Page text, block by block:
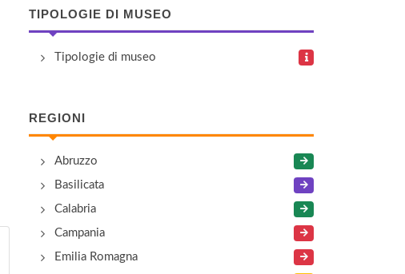
TIPOLOGIE DI MUSEO
Tipologie di museo
REGIONI
Abruzzo
Basilicata
Calabria
Campania
Emilia Romagna